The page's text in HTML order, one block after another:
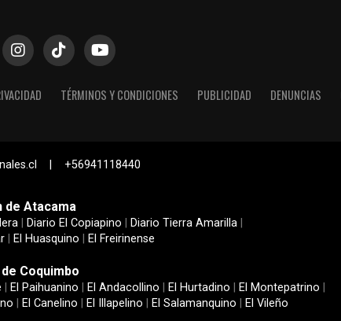
TÉRMINOS Y CONDICIONES PUBLICIDAD DENUNCIAS
| +56941118440
de Atacama
Diario El Copiapino Diario Tierra Amarilla
El Huasquino El Freirinense
Coquimbo
El Paihuanino El Andacollino El Hurtadino El Montepatrino
El Canelino El Illapelino El Salamanquino El Vileño